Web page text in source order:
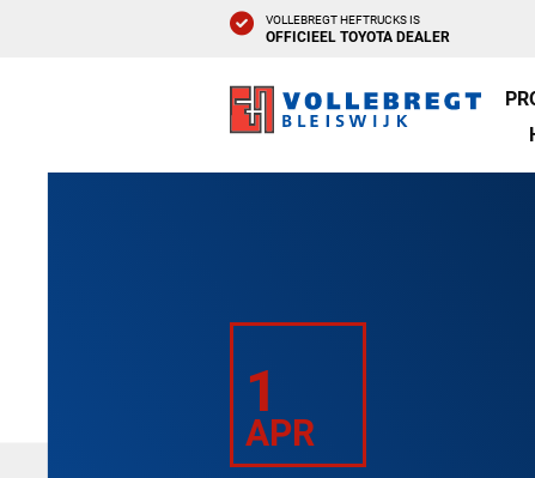
VOLLEBREGT HEFTRUCKS IS
OFFICIEEL TOYOTA DEALER
1
APR